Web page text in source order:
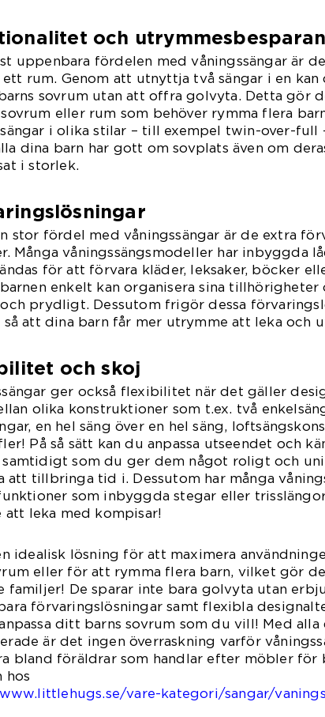
och
uppenbara fördelen med våningssängar är
ett rum. Genom att utnyttja två sängar i en
sovrum utan att offra golvyta. Detta gör
eller rum som behöver rymma flera
i olika stilar – till exempel twin-over-full
dina barn har gott om sovplats även om
i storlek.
stor fördel med våningssängar är de extra
Många våningssängsmodeller har inbyggda
för att förvara kläder, leksaker, böcker
enkelt kan organisera sina tillhörigheter
prydligt. Dessutom frigör dessa
att dina barn får mer utrymme att leka och
och skoj
ger också flexibilitet när det gäller
olika konstruktioner som t.ex. två
en hel säng över en hel säng,
På så sätt kan du anpassa utseendet och
samtidigt som du ger dem något roligt och
att tillbringa tid i. Dessutom har många
som inbyggda stegar eller
att leka med kompisar!
idealisk lösning för att maximera
eller för att rymma flera barn, vilket gör
familjer! De sparar inte bara golvyta utan
förvaringslösningar samt flexibla
ditt barns sovrum som du vill! Med alla
är det ingen överraskning varför
bland föräldrar som handlar efter möbler för
hos
vare-kategori/sangar/